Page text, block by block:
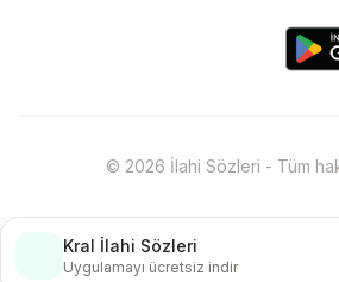
© 2026 İlahi Sözleri - Tüm
Kral İlahi Sözleri
Uygulamayı ücretsiz indir